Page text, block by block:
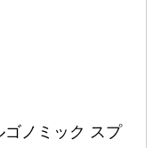
ゴノミック スプ